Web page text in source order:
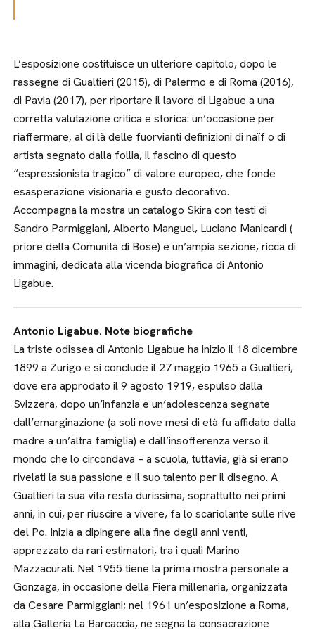
L’esposizione costituisce un ulteriore capitolo, dopo le
rassegne di Gualtieri (2015), di Palermo e di Roma (2016),
di Pavia (2017), per riportare il lavoro di Ligabue a una
corretta valutazione critica e storica: un’occasione per
riaffermare, al di là delle fuorvianti definizioni di naïf o di
artista segnato dalla follia, il fascino di questo
“espressionista tragico” di valore europeo, che fonde
esasperazione visionaria e gusto decorativo.
Accompagna la mostra un catalogo Skira con testi di
Sandro Parmiggiani, Alberto Manguel, Luciano Manicardi (
priore della Comunità di Bose) e un’ampia sezione, ricca di
immagini, dedicata alla vicenda biografica di Antonio
Ligabue.
Antonio Ligabue. Note biografiche
La triste odissea di Antonio Ligabue ha inizio il 18 dicembre
1899 a Zurigo e si conclude il 27 maggio 1965 a Gualtieri,
dove era approdato il 9 agosto 1919, espulso dalla
Svizzera, dopo un’infanzia e un’adolescenza segnate
dall’emarginazione (a soli nove mesi di età fu affidato dalla
madre a un’altra famiglia) e dall’insofferenza verso il
mondo che lo circondava – a scuola, tuttavia, già si erano
rivelati la sua passione e il suo talento per il disegno. A
Gualtieri la sua vita resta durissima, soprattutto nei primi
anni, in cui, per riuscire a vivere, fa lo scariolante sulle rive
del Po. Inizia a dipingere alla fine degli anni venti,
apprezzato da rari estimatori, tra i quali Marino
Mazzacurati. Nel 1955 tiene la prima mostra personale a
Gonzaga, in occasione della Fiera millenaria, organizzata
da Cesare Parmiggiani; nel 1961 un’esposizione a Roma,
alla Galleria La Barcaccia, ne segna la consacrazione